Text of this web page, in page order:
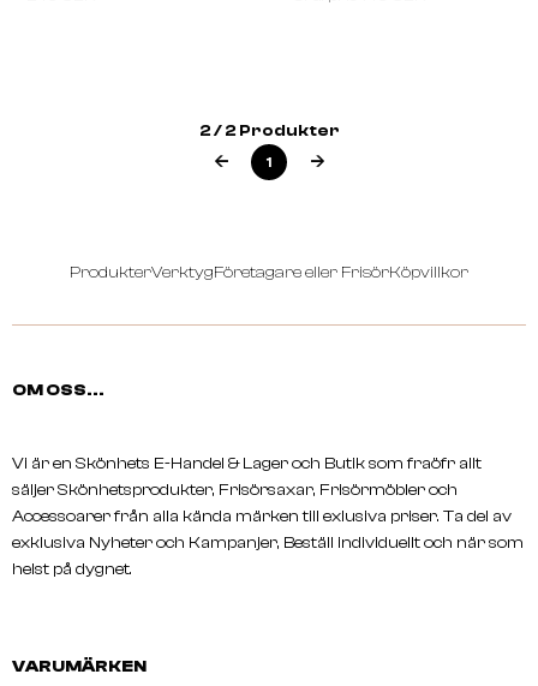
2 / 2 Produkter
1
ProdukterVerktygFöretagare eller FrisörKöpvillkor
OM OSS...
Vi är en Skönhets E-Handel & Lager och Butik som fraöfr allt
säljer Skönhetsprodukter, Frisörsaxar, Frisörmöbler och
Accessoarer från alla kända märken till exlusiva priser. Ta del av
exklusiva Nyheter och Kampanjer, Beställ individuellt och när som
helst på dygnet.
VARUMÄRKEN